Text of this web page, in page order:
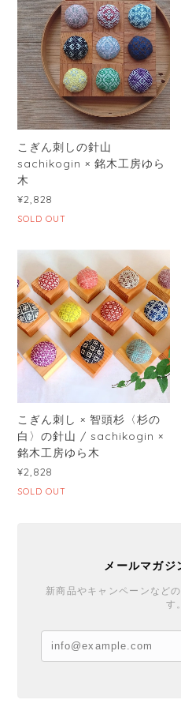
こぎん刺しの針山
sachikogin × 銘木工房ゆら
木
¥2,828
SOLD OUT
こぎん刺し × 智頭杉〈杉の
白〉の針山 / sachikogin ×
銘木工房ゆら木
¥2,828
SOLD OUT
メールマガジ
新商品やキャンペーンなど
す。